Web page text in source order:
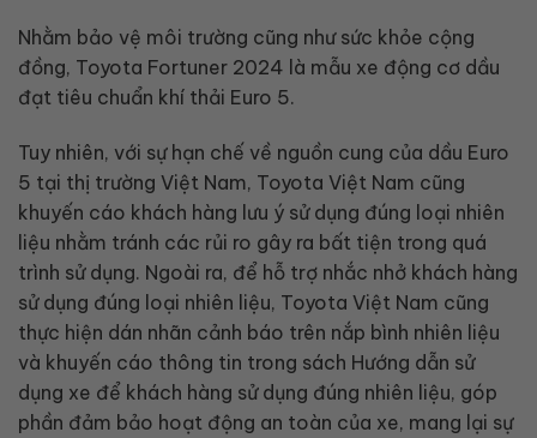
Nhằm bảo vệ môi trường cũng như sức khỏe cộng
đồng, Toyota Fortuner 2024 là mẫu xe động cơ dầu
đạt tiêu chuẩn khí thải Euro 5.
Tuy nhiên, với sự hạn chế về nguồn cung của dầu Euro
5 tại thị trường Việt Nam, Toyota Việt Nam cũng
khuyến cáo khách hàng lưu ý sử dụng đúng loại nhiên
liệu nhằm tránh các rủi ro gây ra bất tiện trong quá
trình sử dụng. Ngoài ra, để hỗ trợ nhắc nhở khách hàng
sử dụng đúng loại nhiên liệu, Toyota Việt Nam cũng
thực hiện dán nhãn cảnh báo trên nắp bình nhiên liệu
và khuyến cáo thông tin trong sách Hướng dẫn sử
dụng xe để khách hàng sử dụng đúng nhiên liệu, góp
phần đảm bảo hoạt động an toàn của xe, mang lại sự